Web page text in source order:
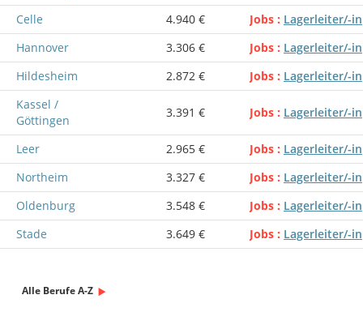
Celle 4.940 € Jobs
Lagerleiter/-in
Hannover
3.306 € Jobs
Lagerleiter/-in
Hildesheim
2.872 € Jobs
Lagerleiter/-in
Kassel /
Göttingen
3.391 € Jobs Lagerleiter/-in
Leer 2.965 € Jobs
Lagerleiter/-in
Northeim
3.327 € Jobs
Lagerleiter/-in
Oldenburg
3.548 € Jobs
Lagerleiter/-in
Stade
3.649 € Jobs Lagerleiter/-in
Alle Berufe A-Z